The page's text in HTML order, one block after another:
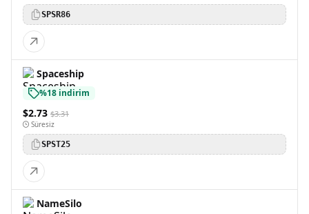
SPSR86
Spaceship
%18 indirim
$2.73 $3.31
Süresiz
SPST25
NameSilo